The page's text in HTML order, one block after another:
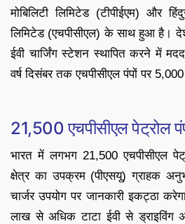
मोबिलिटी लिमिटेड (टीपीईएम) और
लिमिटेड (एचपीसीएल) के साथ हुआ है।
ईवी चार्जिंग स्टेशन स्थापित करने में
वर्ष दिसंबर तक एचपीसीएल पंपों पर
21,500 एचपीसीएल पेट्रोल
भारत में लगभग 21,500 एचपीसीएल
क्षेत्र का उपक्रम (पीएसयू) ग्राहक
चार्जर उपयोग पर जानकारी इकट्ठा
लाख से अधिक टाटा ईवी से ड्राइविंग